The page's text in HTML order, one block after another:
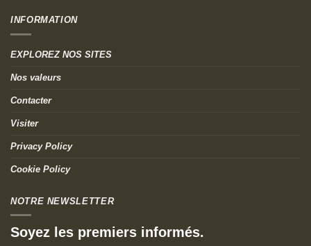
INFORMATION
EXPLOREZ NOS SITES
Nos valeurs
Contacter
Visiter
Privacy Policy
Cookie Policy
NOTRE NEWSLETTER
Soyez les premiers informés.